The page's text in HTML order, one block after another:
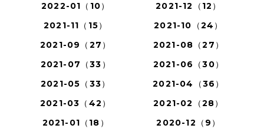
2022-01（10）
2021-12（12）
2021-11（15）
2021-10（24）
2021-09（27）
2021-08（27）
2021-07（33）
2021-06（30）
2021-05（33）
2021-04（36）
2021-03（42）
2021-02（28）
2021-01（18）
2020-12（9）